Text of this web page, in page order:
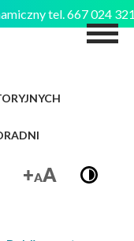
tel. 667 024